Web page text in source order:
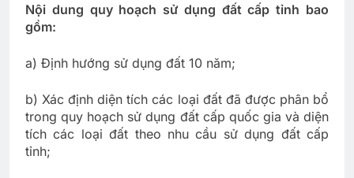
Nội dung quy hoạch sử dụng đất cấp tỉnh bao
gồm:
a) Định hướng sử dụng đất 10 năm;
b) Xác định diện tích các loại đất đã được phân bổ
trong quy hoạch sử dụng đất cấp quốc gia và diện
tích các loại đất theo nhu cầu sử dụng đất cấp
tỉnh;